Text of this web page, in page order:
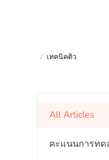
/ เทคนิคติว
All Articles
คะแนนการทด